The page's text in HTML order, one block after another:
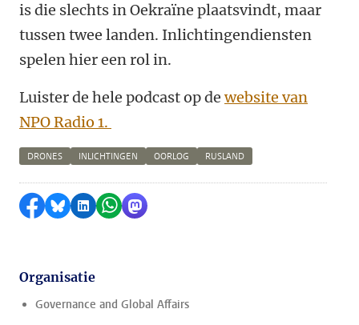
is die slechts in Oekraïne plaatsvindt, maar
tussen twee landen. Inlichtingendiensten
spelen hier een rol in.
Luister de hele podcast op dewebsite van
NPO Radio 1.
DRONES INLICHTINGEN OORLOG RUSLAND
Delen op Facebook
Delen via Bluesky
Delen op LinkedIn
Delen via WhatsApp
Delen via Mastodon
Organisatie
Governance and Global Affairs